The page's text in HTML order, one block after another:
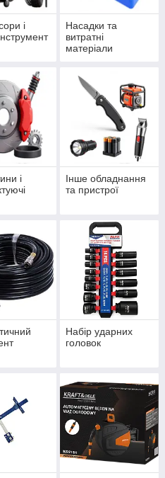
і
Насадки та
витратні
матеріали
і
Інше обладнання
та пристрої
Набір ударних
головок